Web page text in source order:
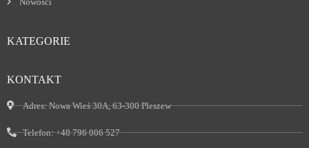
KATEGORIE
KONTAKT
Adres:Nowa Wieś 30A, 63-300 Pleszew
Telefon:+48 796 006 527